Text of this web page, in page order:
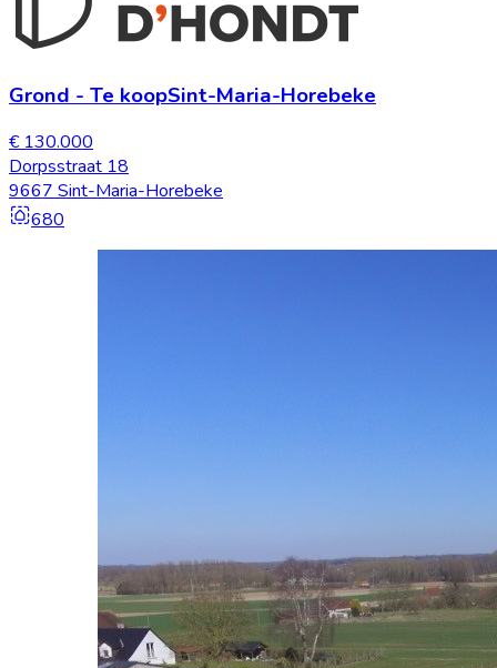
Grond - Te koopSint-Maria-Horebeke
€ 130.000
Dorpsstraat 18
9667 Sint-Maria-Horebeke
680